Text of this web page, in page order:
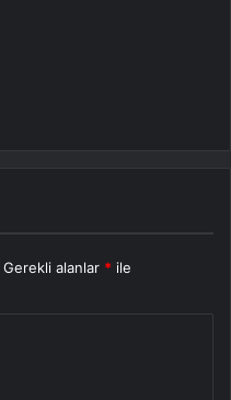
Gerekli alanlar * ile